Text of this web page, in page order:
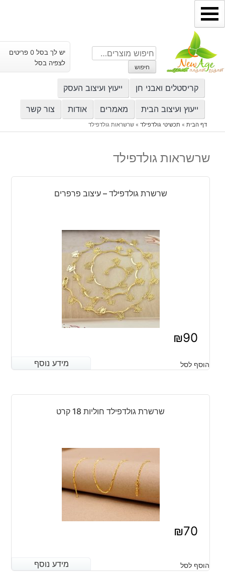
דילוג
לתוכן
חיפוש
עבור:
חיפוש
יש לך בסל 0 פריטים
לצפיה בסל
קריסטלים ואבני חן ייעוץ ועיצוב העסק
ייעוץ ועיצוב הבית מאמרים אודות צור קשר
דף הבית» תכשיטי גולדפילד» שרשראות גולדפילד
שרשראות גולדפילד
שרשרת גולדפילד – עיצוב פרפרים
₪90
מידע נוסף הוסף לסל מידע נוסף
שרשרת גולדפילד חוליות 18 קרט
₪70
מידע נוסף הוסף לסל מידע נוסף